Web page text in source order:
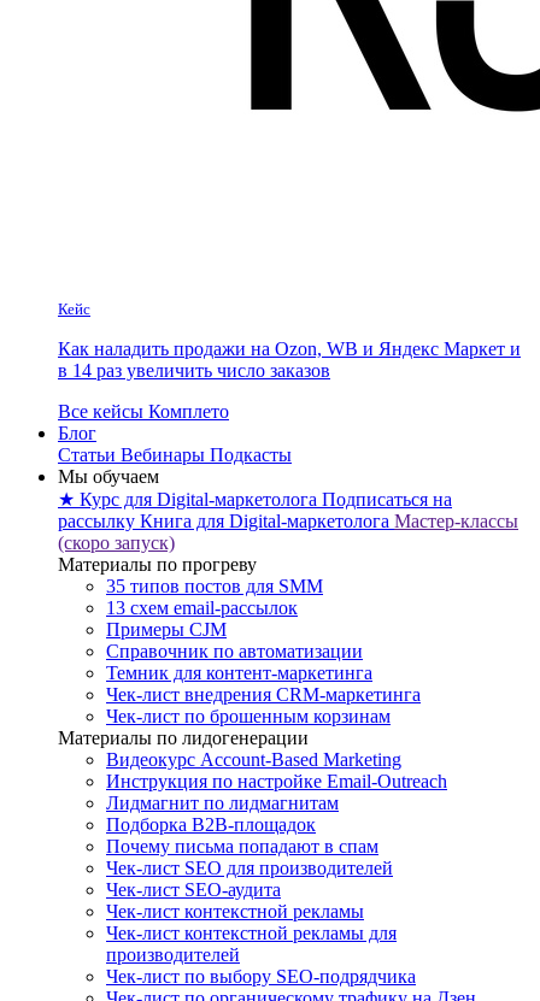
Кейс
Как наладить продажи на Ozon, WB и Яндекс Маркет и
в 14 раз увеличить число заказов
Все кейсы Комплето
Блог
Статьи Вебинары Подкасты
Мы обучаем
★ Курс для Digital-маркетолога Подписаться на
рассылку Книга для Digital-маркетолога Мастер-классы
(скоро запуск)
Материалы по прогреву
35 типов постов для SMM
13 схем email-рассылок
Примеры CJM
Справочник по автоматизации
Темник для контент-маркетинга
Чек-лист внедрения CRM-маркетинга
Чек-лист по брошенным корзинам
Материалы по лидогенерации
Видеокурс Account-Based Marketing
Инструкция по настройке Email-Outreach
Лидмагнит по лидмагнитам
Подборка B2B-площадок
Почему письма попадают в спам
Чек-лист SEO для производителей
Чек-лист SEO-аудита
Чек-лист контекстной рекламы
Чек-лист контекстной рекламы для
производителей
Чек-лист по выбору SEO-подрядчика